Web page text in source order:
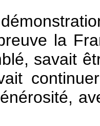
la
savait